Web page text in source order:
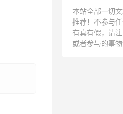
本站全部一切
推荐！不参与
有真有假，请
或者参与的事